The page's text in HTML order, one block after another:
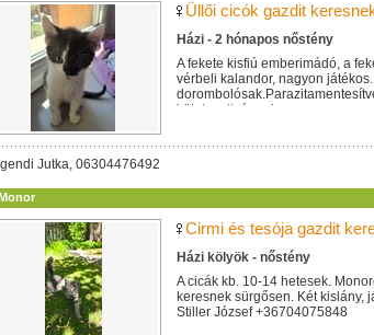
Üllői cicók gazdit
Házi - 2 hónapos nőstény
A fekete kisfiú emberimádó, a
vérbeli kalandor, nagyon
kötelezettséggel...
Jutka, 06304476492
Cirmi és tesója gazdit
Házi kölyök - nőstény
A cicák kb. 10-14 hetesek.
keresnek sürgősen. Két kislány,
Stiller József +36704075848